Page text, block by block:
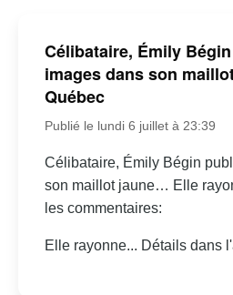
Célibataire, Émily
images dans son
Québec
Publié le lundi 6 juillet à 23:39
Célibataire, Émily Bégin
son maillot jaune… Elle
les commentaires:
Elle rayonne... Détails dans